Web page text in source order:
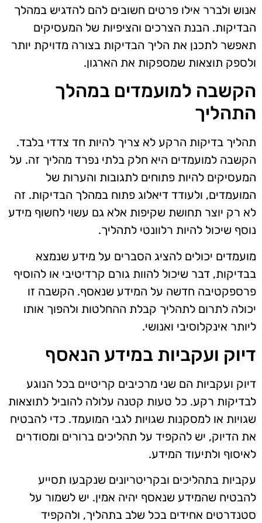
אנוש ולברר אילו פרטים חשובים להם להדגיש במהלך
הבדיקות. הבנת הצרכים והציפיות של המעסיקים
תאפשר לתכנן את הליך הבדיקות בצורה מדויקת יותר
ולספק תוצאות שמספקות את הארגון.
הקשבה למועמדים במהלך
התהליך
תהליך בדיקות הרקע לא צריך להיות חד צדדי בלבד.
הקשבה למועמדים היא חלק בלתי נפרד מהליך זה. על
המעסיקים להיות פתוחים לתגובות והערות של
המועמדים, ולעודד דיאלוג פתוח במהלך הבדיקות. זה
לא רק יוצר תחושת שקיפות אלא גם עשוי לחשוף מידע
נוסף שיכול להיות רלוונטי לתהליך.
מועמדים יכולים להציג הסברים על מידע שנמצא
בבדיקות, דבר שיכול להוות גורם קרדיטיבי או להוסיף
פרספקטיבה חדשה על המידע שנאסף. הקשבה זו
יכולה לתרום לתהליך קבלת ההחלטות ולהפוך אותו
ליותר אינקלוסיבי ואנושי.
דיוק ועקביות במידע הנאסף
דיוק ועקביות הם שני מרכיבים קריטיים בכל הנוגע
לבדיקות רקע. כל טעות קטנה עלולה להוביל לתוצאות
שגויות או למסקנות שגויות לגבי המועמד. כדי להבטיח
את הדיוק, יש להקפיד על תהליכים ברורים ומסודרים
לאיסוף ולתיעוד המידע.
עקביות בתהליכים ובקריטריונים שנקבעו תסייע
להבטיח שהמידע שנאסף יהיה אמין. יש לשמור על
סטנדרטים אחידים בכל שלב בתהליך, ולהקפיד